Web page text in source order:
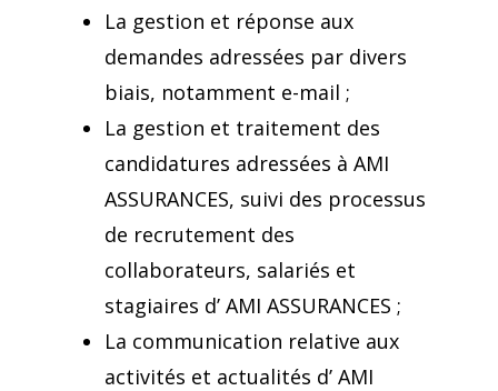
La gestion et réponse aux
demandes adressées par divers
biais, notamment e-mail ;
La gestion et traitement des
candidatures adressées à AMI
ASSURANCES, suivi des processus
de recrutement des
collaborateurs, salariés et
stagiaires d’ AMI ASSURANCES ;
La communication relative aux
activités et actualités d’ AMI